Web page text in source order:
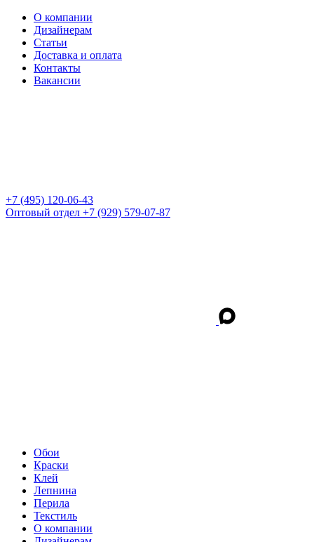
О компании
Дизайнерам
Статьи
Доставка и оплата
Контакты
Вакансии
+7 (495) 120-06-43
Оптовый отдел +7 (929) 579-07-87
Обои
Краски
Клей
Лепнина
Перила
Текстиль
О компании